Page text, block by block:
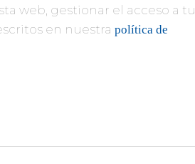
web, gestionar el acceso a tu
en nuestra política de